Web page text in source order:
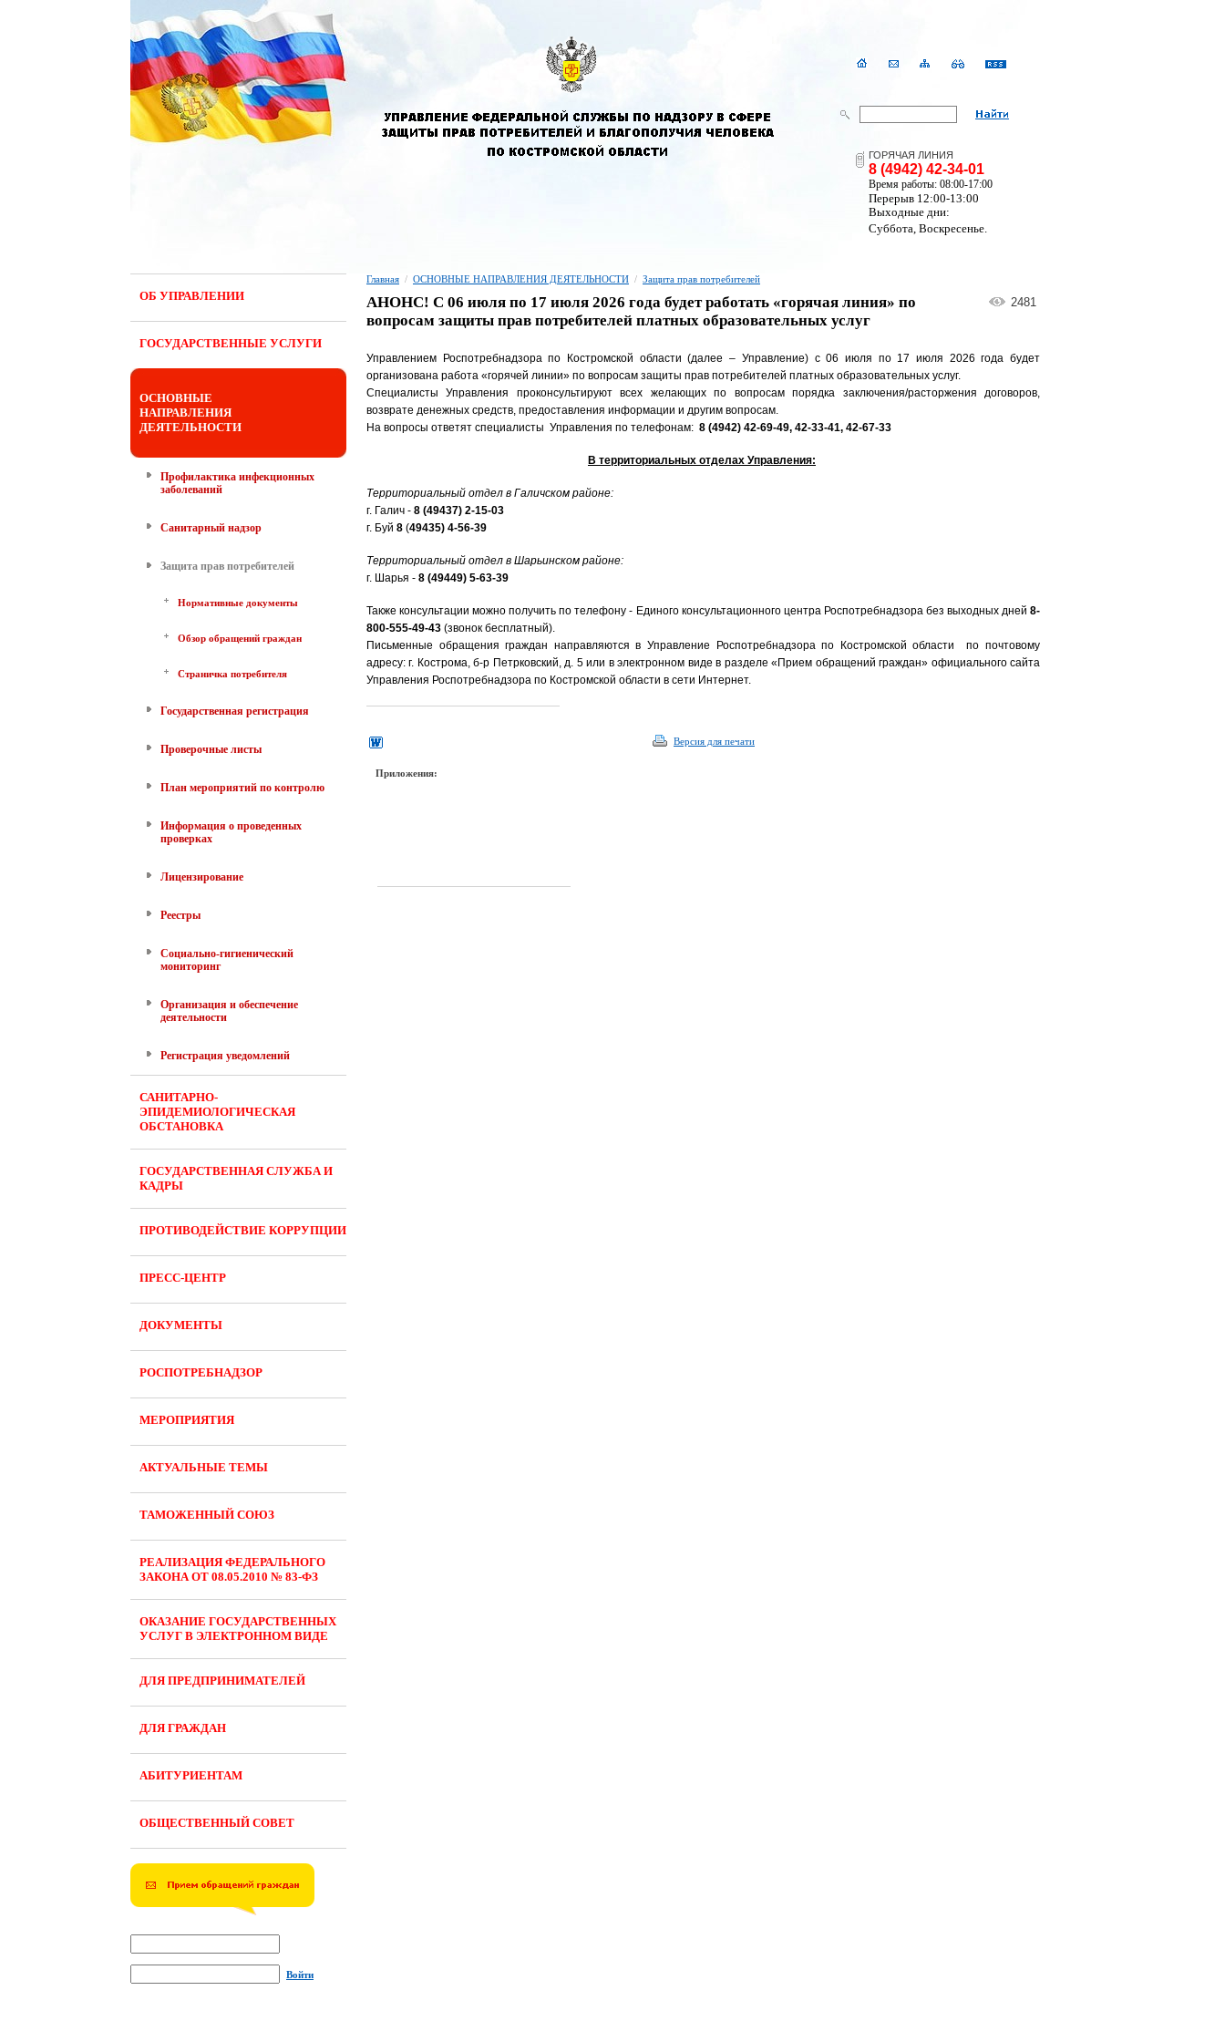
ГОРЯЧАЯ ЛИНИЯ
8 (4942) 42-34-01
Время работы: 08:00-17:00
Перерыв 12:00-13:00
Выходные дни:
Суббота, Воскресенье.
ОБ УПРАВЛЕНИИ
ГОСУДАРСТВЕННЫЕ УСЛУГИ
ОСНОВНЫЕ
НАПРАВЛЕНИЯ
ДЕЯТЕЛЬНОСТИ
Профилактика инфекционных
заболеваний
Санитарный надзор
Защита прав потребителей
Нормативные документы
Обзор обращений граждан
Страничка потребителя
Государственная регистрация
Проверочные листы
План мероприятий по контролю
Информация о проведенных
проверках
Лицензирование
Реестры
Социально-гигиенический
мониторинг
Организация и обеспечение
деятельности
Регистрация уведомлений
САНИТАРНО-
ЭПИДЕМИОЛОГИЧЕСКАЯ
ОБСТАНОВКА
ГОСУДАРСТВЕННАЯ СЛУЖБА И
КАДРЫ
ПРОТИВОДЕЙСТВИЕ КОРРУПЦИИ
ПРЕСС-ЦЕНТР
ДОКУМЕНТЫ
РОСПОТРЕБНАДЗОР
МЕРОПРИЯТИЯ
АКТУАЛЬНЫЕ ТЕМЫ
ТАМОЖЕННЫЙ СОЮЗ
РЕАЛИЗАЦИЯ ФЕДЕРАЛЬНОГО
ЗАКОНА ОТ 08.05.2010 № 83-ФЗ
ОКАЗАНИЕ ГОСУДАРСТВЕННЫХ
УСЛУГ В ЭЛЕКТРОННОМ ВИДЕ
ДЛЯ ПРЕДПРИНИМАТЕЛЕЙ
ДЛЯ ГРАЖДАН
АБИТУРИЕНТАМ
ОБЩЕСТВЕННЫЙ СОВЕТ
Войти
Главная / ОСНОВНЫЕ НАПРАВЛЕНИЯ ДЕЯТЕЛЬНОСТИ / Защита прав потребителей
АНОНС! С 06 июля по 17 июля 2026 года будет работать «горячая линия» по
вопросам защиты прав потребителей платных образовательных услуг
2481
Управлением Роспотребнадзора по Костромской области (далее – Управление) с 06 июля по 17 июля 2026 года будет
организована работа «горячей линии» по вопросам защиты прав потребителей платных образовательных услуг.
Специалисты Управления проконсультируют всех желающих по вопросам порядка заключения/расторжения договоров,
возврате денежных средств, предоставления информации и другим вопросам.
На вопросы ответят специалисты Управления по телефонам: 8 (4942) 42-69-49, 42-33-41, 42-67-33
В территориальных отделах Управления:
Территориальный отдел в Галичском районе:
г. Галич - 8 (49437) 2-15-03
г. Буй 8 (49435) 4-56-39
Территориальный отдел в Шарьинском районе:
г. Шарья - 8 (49449) 5-63-39
Также консультации можно получить по телефону - Единого консультационного центра Роспотребнадзора без выходных дней 8-
800-555-49-43 (звонок бесплатный).
Письменные обращения граждан направляются в Управление Роспотребнадзора по Костромской области по почтовому
адресу: г. Кострома, б-р Петрковский, д. 5 или в электронном виде в разделе «Прием обращений граждан» официального сайта
Управления Роспотребнадзора по Костромской области в сети Интернет.
Версия для печати
Приложения: